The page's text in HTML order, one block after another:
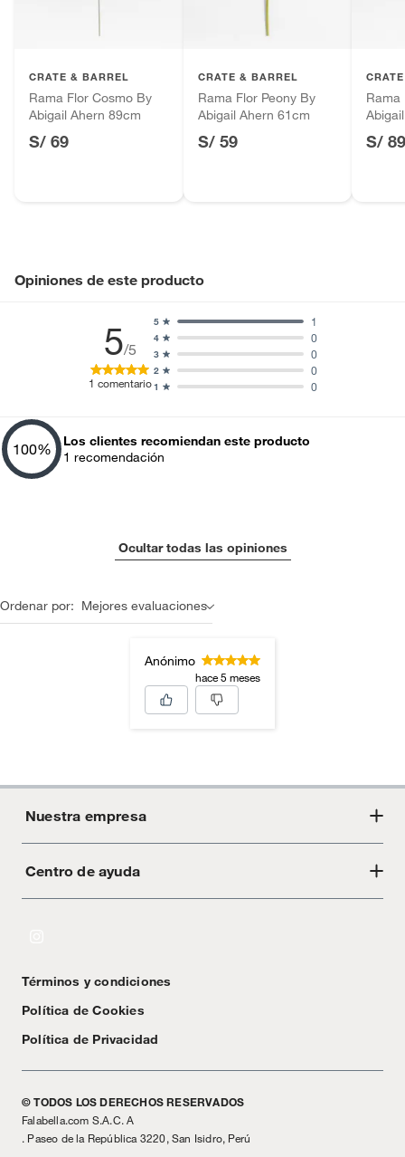
CRATE & BARREL
Rama Flor Cosmo By
Abigail Ahern 89cm
S/ 69
CRATE & BARREL
Rama Flor Peony By
Abigail Ahern 61cm
S/ 59
Rama
S/
Opiniones de este producto
5/5
1 comentario1 0
2 0
3 0
4 0
5 1
100%
Los clientes recomiendan este producto
1 recomendación
Ocultar todas las opiniones
Ordenar por: Mejores evaluaciones
Anónimo
hace 5 meses
Nuestra empresa
Acerca de Crate
Centro de ayuda
Textos Legales
Términos y condiciones
Política de Cookies
Política de Privacidad
© TODOS LOS DERECHOS RESERVADOS
Falabella.com S.A.C. A
. Paseo de la República 3220, San Isidro, Perú